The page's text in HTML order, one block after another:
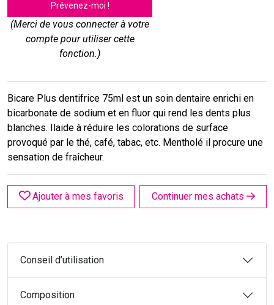
Prévenez-moi !
(Merci de vous connecter à votre
compte pour utiliser cette
fonction.)
Bicare Plus dentifrice 75ml est un soin dentaire enrichi en
bicarbonate de sodium et en fluor qui rend les dents plus
blanches. Ilaide à réduire les colorations de surface
provoqué par le thé, café, tabac, etc. Mentholé il procure une
sensation de fraîcheur.
Ajouter à mes favoris Continuer mes achats
Conseil d’utilisation
Composition